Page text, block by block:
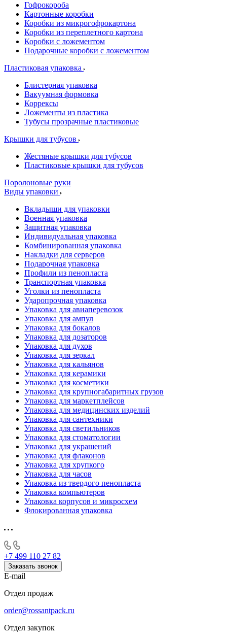
Гофрокороба
Картонные коробки
Коробки из микрогофрокартона
Коробки из переплетного картона
Коробки с ложементом
Подарочные коробки с ложементом
Пластиковая упаковка
Блистерная упаковка
Вакуумная формовка
Коррексы
Ложементы из пластика
Тубусы прозрачные пластиковые
Крышки для тубусов
Жестяные крышки для тубусов
Пластиковые крышки для тубусов
Поролоновые руки
Виды упаковки
Вкладыши для упаковки
Военная упаковка
Защитная упаковка
Индивидуальная упаковка
Комбинированная упаковка
Накладки для серверов
Подарочная упаковка
Профили из пенопласта
Транспортная упаковка
Уголки из пенопласта
Ударопрочная упаковка
Упаковка для авиаперевозок
Упаковка для ампул
Упаковка для бокалов
Упаковка для дозаторов
Упаковка для духов
Упаковка для зеркал
Упаковка для кальянов
Упаковка для керамики
Упаковка для косметики
Упаковка для крупногабаритных грузов
Упаковка для маркетплейсов
Упаковка для медицинских изделий
Упаковка для сантехники
Упаковка для светильников
Упаковка для стоматологии
Упаковка для украшений
Упаковка для флаконов
Упаковка для хрупкого
Упаковка для часов
Упаковка из твердого пенопласта
Упаковка компьютеров
Упаковка корпусов и микросхем
Флокированная упаковка
+7 499 110 27 82
Заказать звонок
E-mail
Отдел продаж
order@rossantpack.ru
Отдел закупок